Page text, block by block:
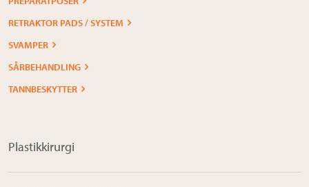
RETRAKTOR PADS / SYSTEM
SVAMPER
SÅRBEHANDLING
TANNBESKYTTER
Plastikkirurgi